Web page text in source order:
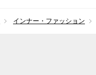
インナー・ファッション